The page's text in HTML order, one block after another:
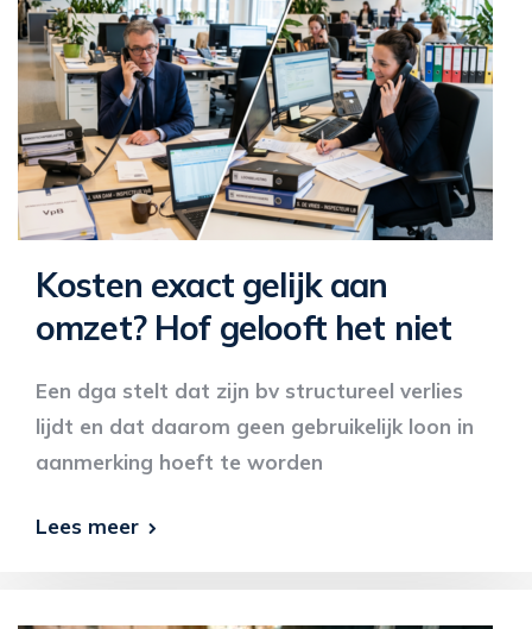
Kosten exact gelijk aan
omzet? Hof gelooft het niet
Een dga stelt dat zijn bv structureel verlies
lijdt en dat daarom geen gebruikelijk loon in
aanmerking hoeft te worden
Lees meer